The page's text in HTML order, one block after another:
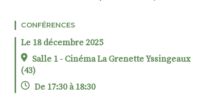
CONFÉRENCES
Le 18 décembre 2025
Salle 1 - Cinéma La Grenette Yssingeaux
(43)
De 17:30 à 18:30